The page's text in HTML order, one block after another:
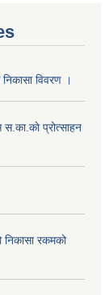
विवरण ।
प्रोत्साहन
निकासा रकमको